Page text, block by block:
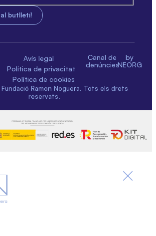
Avís legal
Política de privacitat
Política de cookies
Canal de
denúncies
by
NEORG
Ramon Noguera. Tots els drets
reservats.